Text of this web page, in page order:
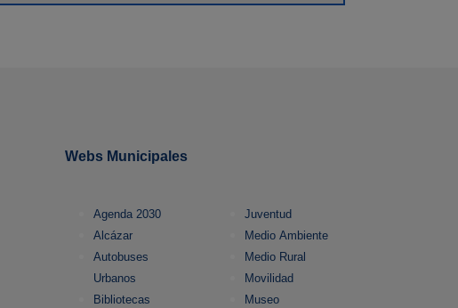
Webs Municipales
Agenda 2030
Alcázar
Autobuses
Urbanos
Bibliotecas
Juventud
Medio Ambiente
Medio Rural
Movilidad
Museo